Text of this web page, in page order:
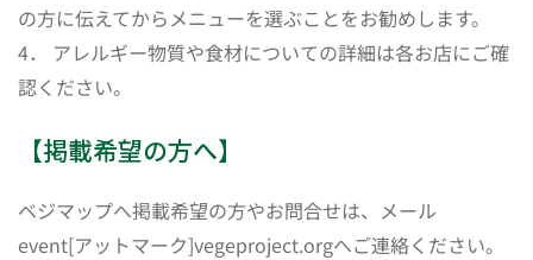
の方に伝えてからメニューを選ぶことをお勧めします。
4． アレルギー物質や食材についての詳細は各お店にご確
認ください。
【掲載希望の方へ】
ベジマップへ掲載希望の方やお問合せは、メール
event[アットマーク]vegeproject.orgへご連絡ください。